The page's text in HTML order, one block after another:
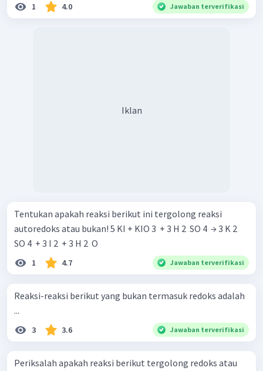
1 4.0 Jawaban terverifikasi
Iklan
Tentukan apakah reaksi berikut ini tergolong reaksi
autoredoks atau bukan! 5 KI + KIO 3 ​ + 3 H 2 ​ SO 4 ​ → 3 K 2 ​
SO 4 ​ + 3 I 2 ​ + 3 H 2 ​ O
1 4.7 Jawaban terverifikasi
Reaksi-reaksi berikut yang bukan termasuk redoks adalah
...
3 3.6 Jawaban terverifikasi
Periksalah apakah reaksi berikut tergolong redoks atau